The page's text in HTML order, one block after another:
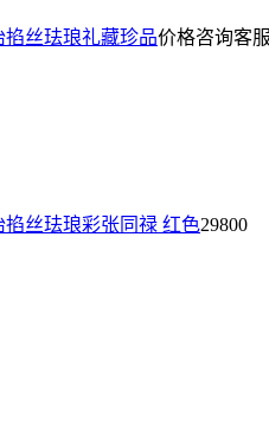
掐丝珐琅礼藏珍品价格咨询客服
丝珐琅彩张同禄 红色29800